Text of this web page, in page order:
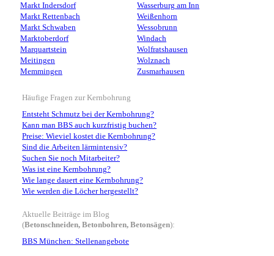
Markt Indersdorf
Markt Rettenbach
Markt Schwaben
Marktoberdorf
Marquartstein
Meitingen
Memmingen
Wasserburg am Inn
Weißenhorn
Wessobrunn
Windach
Wolfratshausen
Wolznach
Zusmarhausen
Häufige Fragen zur Kernbohrung
Entsteht Schmutz bei der Kernbohrung?
Kann man BBS auch kurzfristig buchen?
Preise: Wieviel kostet die Kernbohrung?
Sind die Arbeiten lärmintensiv?
Suchen Sie noch Mitarbeiter?
Was ist eine Kernbohrung?
Wie lange dauert eine Kernbohrung?
Wie werden die Löcher hergestellt?
Aktuelle Beiträge im Blog
(Betonschneiden, Betonbohren, Betonsägen):
BBS München: Stellenangebote